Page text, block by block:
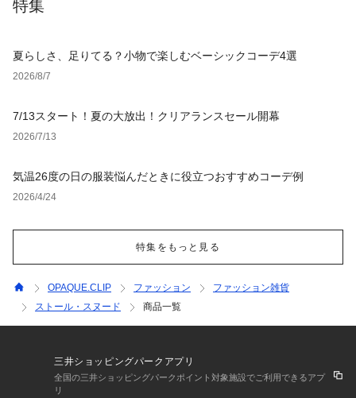
特集
夏らしさ、足りてる？小物で楽しむベーシックコーデ4選
2026/8/7
7/13スタート！夏の大放出！クリアランスセール開幕
2026/7/13
気温26度の日の服装悩んだときに役立つおすすめコーデ例
2026/4/24
特集をもっと見る
OPAQUE.CLIP ファッション
ファッション雑貨
ストール・スヌード
商品一覧
三井ショッピングパークアプリ
全国の三井ショッピングパークポイント対象施設でご利用できるアプ
リ